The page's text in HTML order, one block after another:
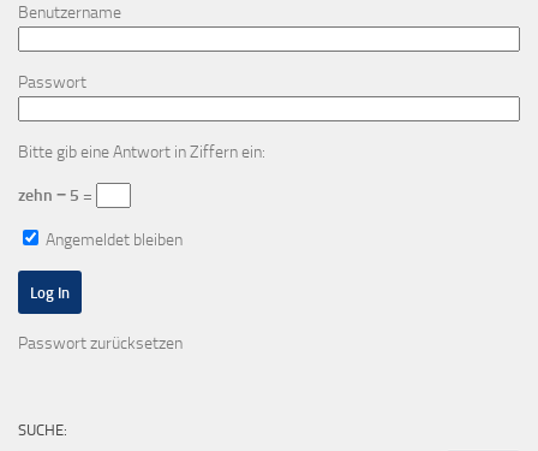
Benutzername
Passwort
Bitte gib eine Antwort in Ziffern ein:
zehn − 5 =
Angemeldet bleiben
Passwort zurücksetzen
SUCHE: